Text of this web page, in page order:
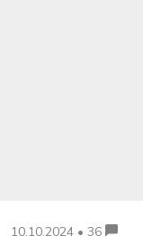
10.10.2024 • 36